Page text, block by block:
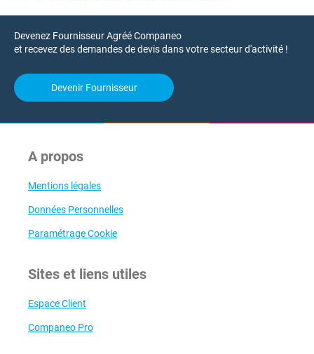
Devenez Fournisseur Agréé Companeo
et recevez des demandes de devis dans votre secteur d'activité !
Devenir Fournisseur
A propos
Mentions légales
Données Personnelles
Paramétrage Cookie
Sites et liens utiles
Espace Client
Companeo Pro